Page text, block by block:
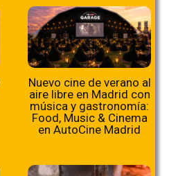
Nuevo cine de verano al
aire libre en Madrid con
música y gastronomía:
Food, Music & Cinema
en AutoCine Madrid